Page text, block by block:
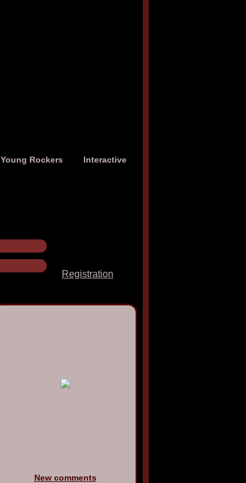
Young Rockers Interactive
Registration
New comments